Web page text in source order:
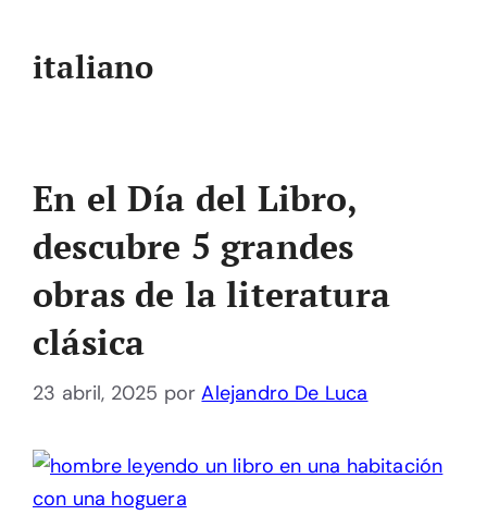
italiano
En el Día del Libro,
descubre 5 grandes
obras de la literatura
clásica
23 abril, 2025 porAlejandro De Luca